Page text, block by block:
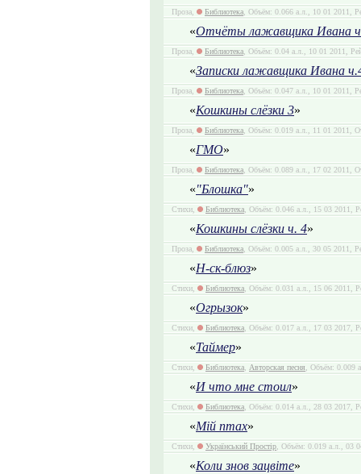
Проза, Библиотека, Объём: 0.066 а.л., 10 01 2011,
«Отчёты лажавщика Ивана
Проза, Библиотека, Объём: 0.04 а.л., 10 01 2011,
«Записки лажавщика Ивана
Проза, Библиотека, Объём: 0.047 а.л., 10 01 2011,
«Кошкины слёзки 3»
Проза, Библиотека, Объём: 0.019 а.л., 11 01 2011,
«ГМО»
Проза, Библиотека, Объём: 0.089 а.л., 17 02 2011,
«"Блошка"»
Стихи, Библиотека, Объём: 0.046 а.л., 15 03 2011,
«Кошкины слёзки ч. 4»
Проза, Библиотека, Объём: 0.005 а.л., 30 05 2011,
«Н-ск-блюз»
Стихи, Библиотека, Объём: 0.031 а.л., 15 06 2011,
«Огрызок»
Стихи, Библиотека, Объём: 0.017 а.л., 17 03 2017,
«Таймер»
Стихи, Библиотека, Авторская песня, Объём: 0.009
«И что мне стоил»
Стихи, Библиотека, Объём: 0.014 а.л., 28 03 2017,
«Мій птах»
Стихи, Український Простір, Объём: 0.019 а.л., 03
«Коли знов зацвіте»